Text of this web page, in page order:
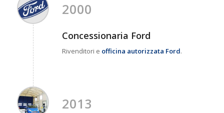
2000
Concessionaria Ford
Rivenditori e officina autorizzata Ford.
2013